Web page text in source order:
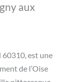
aux
60310, est une
de l’Oise